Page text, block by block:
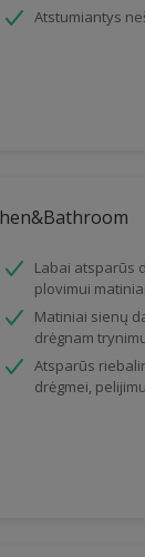
Atstumiantys
Labai atsparūs
plovimui
Matiniai sienų
drėgnam
Atsparūs
drėgmei,